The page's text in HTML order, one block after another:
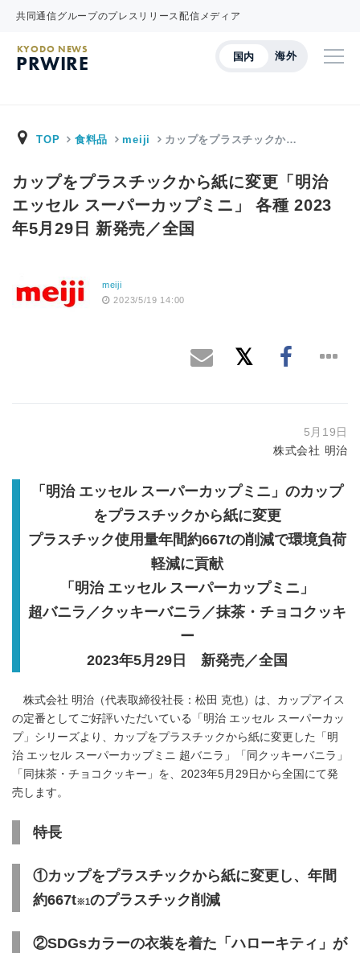
共同通信グループのプレスリリース配信メディア
国内 海外
KYODO NEWS
PRWIRE
TOP 食料品 meiji カップをプラスチックか…
カップをプラスチックから紙に変更「明治
エッセル スーパーカップミニ」 各種 2023
年5月29日 新発売／全国
meiji
2023/5/19 14:00
5月19日
株式会社 明治
「明治 エッセル スーパーカップミニ」のカップ
をプラスチックから紙に変更
プラスチック使用量年間約667tの削減で環境負荷
軽減に貢献
「明治 エッセル スーパーカップミニ」
超バニラ／クッキーバニラ／抹茶・チョコクッキ
ー
2023年5月29日 新発売／全国
株式会社 明治（代表取締役社長：松田 克也）は、カップアイス
の定番としてご好評いただいている「明治 エッセル スーパーカッ
プ」シリーズより、カップをプラスチックから紙に変更した「明
治 エッセル スーパーカップミニ 超バニラ」「同クッキーバニラ」
「同抹茶・チョコクッキー」を、2023年5月29日から全国にて発
売します。
特長
①カップをプラスチックから紙に変更し、年間
約667t※1のプラスチック削減
②SDGsカラーの衣装を着た「ハローキティ」が